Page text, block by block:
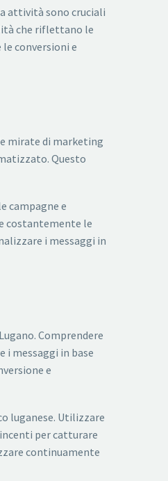
attività sono cruciali
che riflettano le
conversioni e
mirate di marketing
Questo
campagne e
costantemente le
i messaggi in
Comprendere
messaggi in base
e
luganese. Utilizzare
per catturare
continuamente